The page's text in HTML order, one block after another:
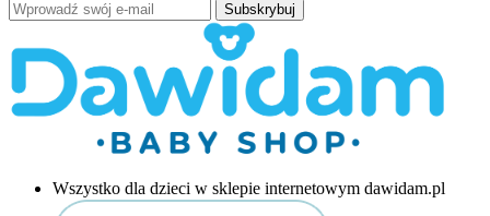
Subskrybuj
Wszystko dla dzieci w sklepie internetowym dawidam.pl